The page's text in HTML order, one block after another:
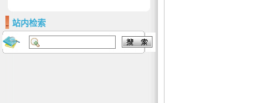
站内检索